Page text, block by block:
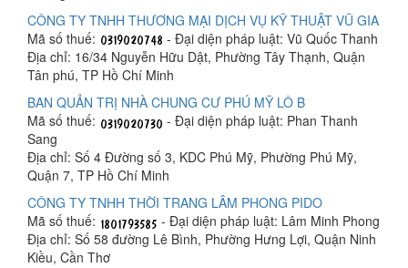
CÔNG TY TNHH THƯƠNG MẠI DỊCH VỤ KỸ THUẬT VŨ GIA
Mã số thuế:
- Đại diện pháp luật: Vũ Quốc Thanh
Địa chỉ: 16/34 Nguyễn Hữu Dật, Phường Tây Thạnh, Quận
Tân phú, TP Hồ Chí Minh
BAN QUẢN TRỊ NHÀ CHUNG CƯ PHÚ MỸ LÔ B
Mã số thuế:
- Đại diện pháp luật: Phan Thanh
Sang
Địa chỉ: Số 4 Đường số 3, KDC Phú Mỹ, Phường Phú Mỹ,
Quận 7, TP Hồ Chí Minh
CÔNG TY TNHH THỜI TRANG LÂM PHONG PIDO
Mã số thuế:
- Đại diện pháp luật: Lâm Minh Phong
Địa chỉ: Số 58 đường Lê Bình, Phường Hưng Lợi, Quận Ninh
Kiều, Cần Thơ